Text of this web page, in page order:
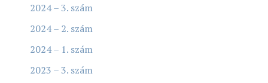
2024 – 3. szám
2024 – 2. szám
2024 – 1. szám
2023 – 3. szám